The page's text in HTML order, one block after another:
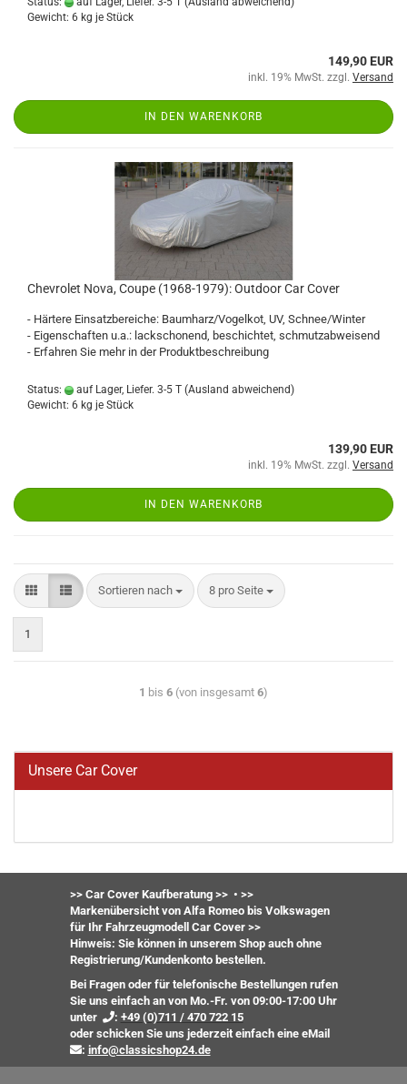
Gewicht: 6 kg je Stück
149,90 EUR
inkl. 19% MwSt. zzgl. Versand
IN DEN WARENKORB
Chevrolet Nova, Coupe (1968-1979): Outdoor Car Cover
- Härtere Einsatzbereiche: Baumharz/Vogelkot, UV, Schnee/Winter
- Eigenschaften u.a.: lackschonend, beschichtet, schmutzabweisend
- Erfahren Sie mehr in der Produktbeschreibung
Status: auf Lager, Liefer. 3-5 T (Ausland abweichend)
Gewicht: 6 kg je Stück
139,90 EUR
inkl. 19% MwSt. zzgl. Versand
IN DEN WARENKORB
Sortieren nach 8 pro Seite
1
1 bis 6 (von insgesamt 6)
Unsere Car Cover
>> Car Cover Kaufberatung >> • >>
Markenübersicht von Alfa Romeo bis Volkswagen
für Ihr Fahrzeugmodell Car Cover >>
Hinweis: Sie können in unserem Shop auch ohne
Registrierung/Kundenkonto bestellen.
Bei Fragen oder für telefonische Bestellungen rufen
Sie uns einfach an von Mo.-Fr. von 09:00-17:00 Uhr
unter
: +49 (0)711 / 470 722 15
oderschicken Sie uns jederzeit einfach eine eMail
: info@classicshop24.de